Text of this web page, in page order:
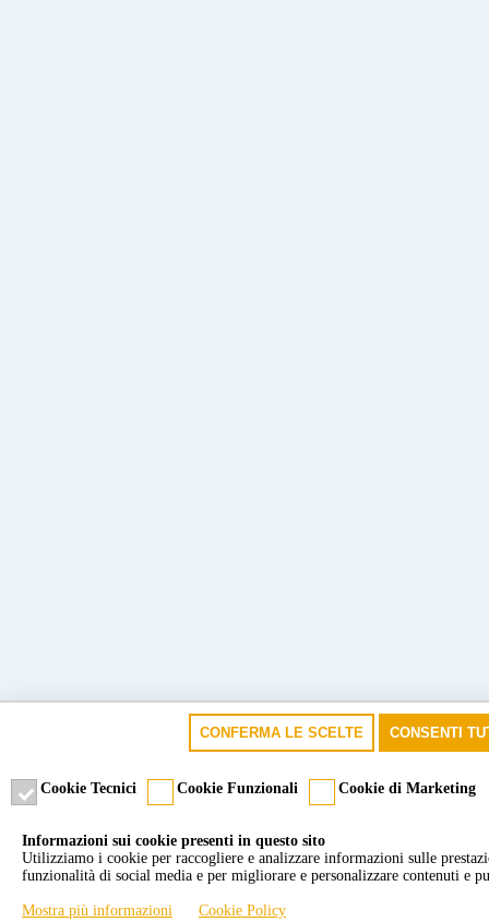
CONFERMA LE SCELTE CONSENTI
Cookie Tecnici Cookie Funzionali Cookie di Marketing
Informazioni sui cookie presenti in questo sito
Utilizziamo i cookie per raccogliere e analizzare informazioni sulle
funzionalità di social media e per migliorare e personalizzare contenuti e
Mostra più informazioni Cookie Policy